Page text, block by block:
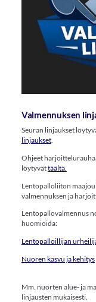
Valmennuksen
Seuran linjaukset
linjaukset.
Ohjeet
löytyvättäältä.
Lentopalloliiton
valmennuksen ja
Lentopallovalmennus
huomioida:
Lentopalloillijan
Nuoren kasvu ja kehitys
Mm. nuorten alue- ja
linjausten mukaisesti.